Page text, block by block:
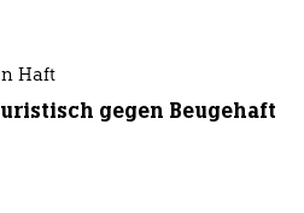
Haft
gegen Beugehaft